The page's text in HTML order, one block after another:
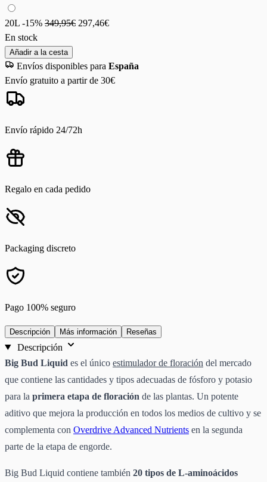
20L -15% 349,95€ 297,46€
En stock
Añadir a la cesta
Envíos disponibles para España
Envío gratuito a partir de 30€
Envío rápido 24/72h
Regalo en cada pedido
Packaging discreto
Pago 100% seguro
Descripción Más información Reseñas
Descripción
Big Bud Liquid es el único estimulador de floración del mercado
que contiene las cantidades y tipos adecuadas de fósforo y potasio
para la primera etapa de floración de las plantas. Un potente
aditivo que mejora la producción en todos los medios de cultivo y se
complementa con Overdrive Advanced Nutrients en la segunda
parte de la etapa de engorde.
Big Bud Liquid contiene también 20 tipos de L-aminoácidos